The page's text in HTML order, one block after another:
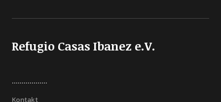
Refugio Casas Ibanez e.V.
..................
Kontakt